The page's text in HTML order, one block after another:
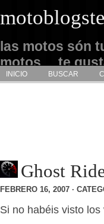
las motos són
motos… te
admirarlas…
INICIO BUSCAR
Ghost
FEBRERO 16, 2007 ·
Si no habéis visto